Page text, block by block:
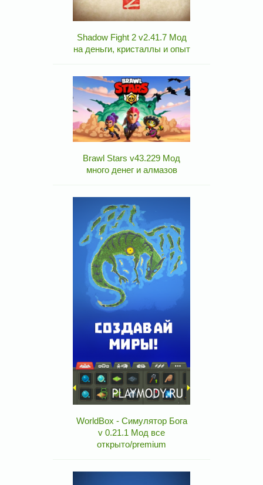
Shadow Fight 2 v2.41.7 Мод
на деньги, кристаллы и опыт
Brawl Stars v43.229 Мод
много денег и алмазов
WorldBox - Симулятор Бога
v 0.21.1 Мод все
открыто/premium